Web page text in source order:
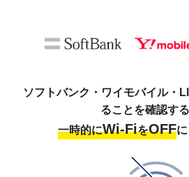
ソフトバンク・ワイモバイル・
ることを確認す
一時的にWi-FiをOFF